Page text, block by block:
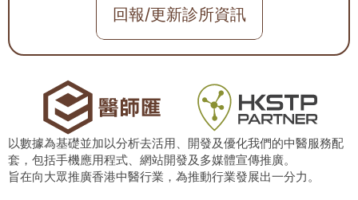
回報/更新診所資訊
以數據為基礎並加以分析去活用、開發及優化我們的中醫服務配
套，包括手機應用程式、網站開發及多媒體宣傳推廣。
旨在向大眾推廣香港中醫行業，為推動行業發展出一分力。